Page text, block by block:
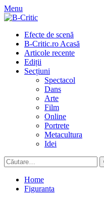
Skip
to
Menu
Primary
Menu
Efecte de scenă
B-Critic.ro Acasă
Articole recente
Ediții
Secțiuni
Spectacol
Dans
Arte
Film
Online
Portrete
Metacultura
Idei
Caută
după:
Home
Figuranta